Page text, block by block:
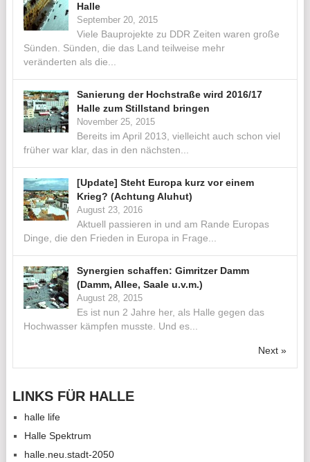
Halle
September 20, 2015
Viele Bauprojekte zu DDR Zeiten waren große
Sünden. Sünden, die das Land teilweise mehr
veränderten als die...
Sanierung der Hochstraße wird 2016/17
Halle zum Stillstand bringen
November 25, 2015
Bereits im April 2013, vielleicht auch schon viel
früher war klar, das in den nächsten...
[Update] Steht Europa kurz vor einem
Krieg? (Achtung Aluhut)
August 23, 2016
Aktuell passieren in und am Rande Europas
Dinge, die den Frieden in Europa in Frage...
Synergien schaffen: Gimritzer Damm
(Damm, Allee, Saale u.v.m.)
August 28, 2015
Es ist nun 2 Jahre her, als Halle gegen das
Hochwasser kämpfen musste. Und es...
Next »
LINKS FÜR HALLE
halle life
Halle Spektrum
halle.neu.stadt-2050